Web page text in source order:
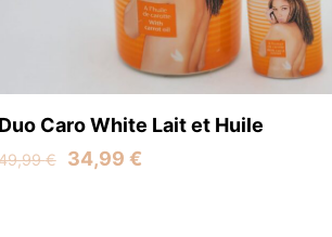
Duo Caro White Lait et Huile
€
Original
34,99 €Current